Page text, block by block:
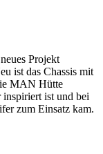
Projekt
ist das Chassis mit
MAN Hütte
inspiriert ist und bei
zum Einsatz kam.